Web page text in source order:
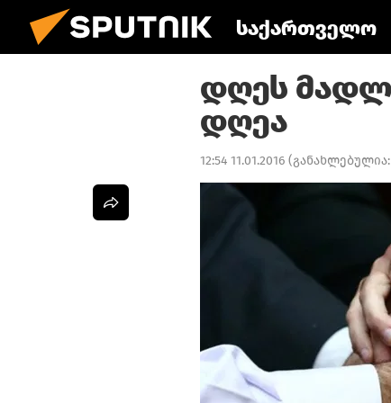
საქართველო
დღეს
დღეა
12:54 11.01.2016 (განახლებულია: